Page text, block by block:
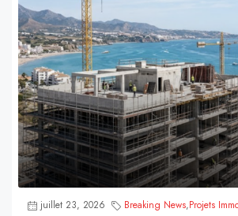
juillet 23, 2026 Breaking News,Projets